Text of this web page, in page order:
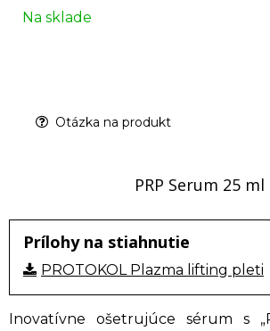
Na sklade
Otázka na produkt
PRP Serum 25 ml
Prílohy na stiahnutie
PROTOKOL Plazma lifting pleti
Inovatívne ošetrujúce sérum s